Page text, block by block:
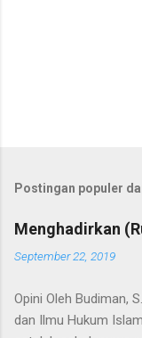
Postingan populer
Menghadirkan
September 22, 2019
Opini Oleh Budiman,
dan Ilmu Hukum